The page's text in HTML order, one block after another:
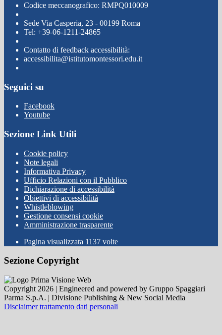
Codice meccanografico: RMPQ010009
Sede Via Casperia, 23 - 00199 Roma
Tel: +39-06-1211-24865
Contatto di feedback accessibilità:
accessibilita@istitutomontessori.edu.it
Seguici su
Facebook
Youtube
Sezione Link Utili
Cookie policy
Note legali
Informativa Privacy
Ufficio Relazioni con il Pubblico
Dichiarazione di accessibilità
Obiettivi di accessibilità
Whistleblowing
Gestione consensi cookie
Amministrazione trasparente
Pagina visualizzata 1137 volte
Sezione Copyright
Copyright 2026 | Engineered and powered by Gruppo Spaggiari
Parma S.p.A. | Divisione Publishing & New Social Media
Disclaimer trattamento dati personali